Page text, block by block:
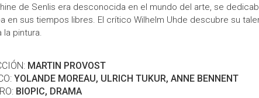
de Senlis era desconocida en el mundo del arte, se
en sus tiempos libres. El crítico Wilhelm Uhde descubre su
la pintura.
MARTIN PROVOST
YOLANDE MOREAU, ULRICH TUKUR, ANNE BENNENT
BIOPIC, DRAMA